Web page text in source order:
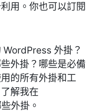
用。你也可以訂閱
外掛？
外掛？哪些是必備
的所有外掛和工
解我在
外掛。